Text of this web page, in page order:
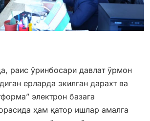
раис ўринбосари давлат ўрмон
ерларда экилган дарахт ва
электрон базага
ҳам қатор ишлар амалга